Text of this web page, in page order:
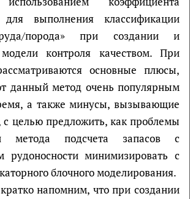
для выполнения классификации
порода» при создании и
контроля качеством. При
основные плюсы,
данный метод очень популярным
а также минусы, вызывающие
с целью предложить, как проблемы
метода подсчета запасов с
рудоносности минимизировать с
блочного моделирования.
напомним, что при создании